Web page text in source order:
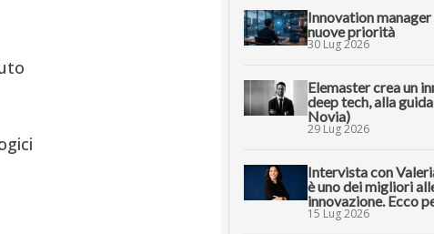
Innovation manager
nuove priorità
30 Lug 2026
Elemaster crea un
deep tech, alla
Novia)
29 Lug 2026
Intervista con
è uno dei migliori
innovazione. Ecco
15 Lug 2026